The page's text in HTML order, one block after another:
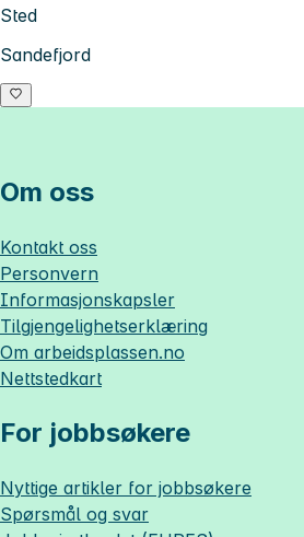
Sted
Sandefjord
Om oss
Kontakt oss
Personvern
Informasjonskapsler
Tilgjengelighetserklæring
Om arbeidsplassen.no
Nettstedkart
For jobbsøkere
Nyttige artikler for jobbsøkere
Spørsmål og svar